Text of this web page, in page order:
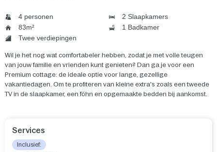
4 personen
2 Slaapkamers
83m²
1 Badkamer
Twee verdiepingen
Wil je het nog wat comfortabeler hebben, zodat je met volle teugen
van jouw familie en vrienden kunt genieten? Dan ga je voor een
Premium cottage: de ideale optie voor lange, gezellige
vakantiedagen. Om te profiteren van kleine extra's zoals een tweede
TV in de slaapkamer, een föhn en opgemaakte bedden bij aankomst.
Services
Inclusief: